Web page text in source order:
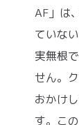
AF」は
ていな
実無根
せん。
おかけ
す。こ